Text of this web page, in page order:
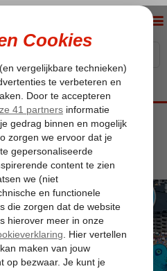
Centrum Kahya Hotel